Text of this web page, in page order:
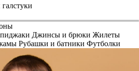
Джинсы и брюки Жилеты
Рубашки и батники Футболки